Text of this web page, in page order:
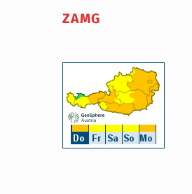
ZAMG